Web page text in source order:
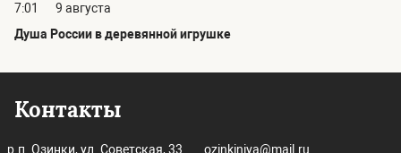
7:01
9 августа
Душа России в деревянной игрушке
Контакты
р.п. Озинки, ул. Советская, 33. ozinkiniva@mail.ru